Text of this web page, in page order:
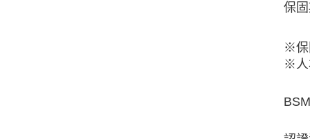
保
※保
※人